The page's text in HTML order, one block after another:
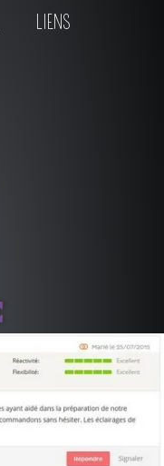
LIENS